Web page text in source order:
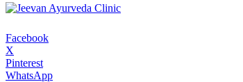
Facebook
X
Pinterest
WhatsApp